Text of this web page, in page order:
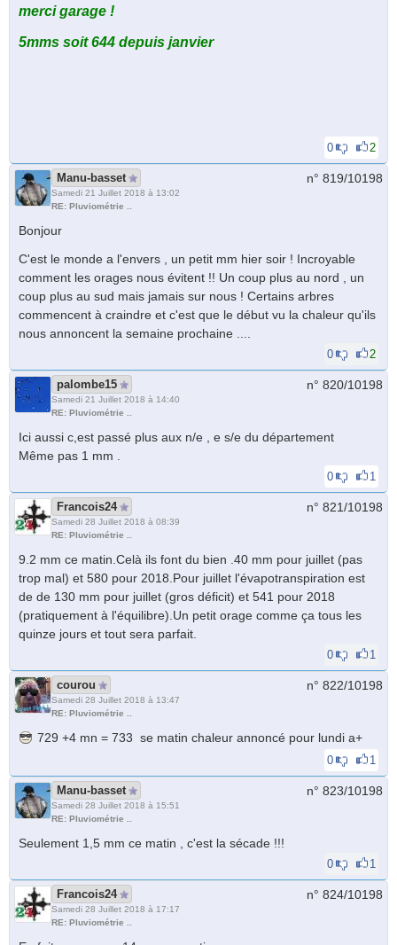
merci garage !
5mms soit 644 depuis janvier
0 2
Manu-basset
Samedi 21 Juillet 2018 à 13:02
RE: Pluviométrie ..
n° 819/10198
Bonjour
C'est le monde a l'envers , un petit mm hier soir ! Incroyable
comment les orages nous évitent !! Un coup plus au nord , un
coup plus au sud mais jamais sur nous ! Certains arbres
commencent à craindre et c'est que le début vu la chaleur qu'ils
nous annoncent la semaine prochaine ....
0 2
palombe15
Samedi 21 Juillet 2018 à 14:40
RE: Pluviométrie ..
n° 820/10198
Ici aussi c,est passé plus aux n/e , e s/e du département
Même pas 1 mm .
0 1
Francois24
Samedi 28 Juillet 2018 à 08:39
RE: Pluviométrie ..
n° 821/10198
9.2 mm ce matin.Celà ils font du bien .40 mm pour juillet (pas
trop mal) et 580 pour 2018.Pour juillet l'évapotranspiration est
de de 130 mm pour juillet (gros déficit) et 541 pour 2018
(pratiquement à l'équilibre).Un petit orage comme ça tous les
quinze jours et tout sera parfait.
0 1
courou
Samedi 28 Juillet 2018 à 13:47
RE: Pluviométrie ..
n° 822/10198
729 +4 mn = 733 se matin chaleur annoncé pour lundi a+
0 1
Manu-basset
Samedi 28 Juillet 2018 à 15:51
RE: Pluviométrie ..
n° 823/10198
Seulement 1,5 mm ce matin , c'est la sécade !!!
0 1
Francois24
Samedi 28 Juillet 2018 à 17:17
RE: Pluviométrie ..
n° 824/10198